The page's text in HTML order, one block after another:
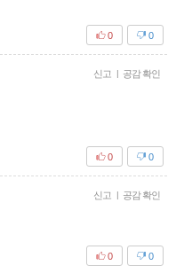
0
0
신고 | 공감 확인
0
0
신고 | 공감 확인
0
0